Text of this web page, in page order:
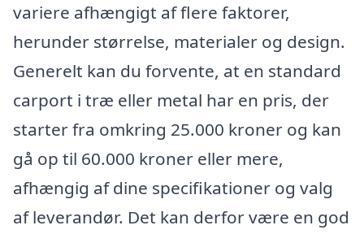
variere afhængigt af flere faktorer,
herunder størrelse, materialer og design.
Generelt kan du forvente, at en standard
carport i træ eller metal har en pris, der
starter fra omkring 25.000 kroner og kan
gå op til 60.000 kroner eller mere,
afhængig af dine specifikationer og valg
af leverandør. Det kan derfor være en god